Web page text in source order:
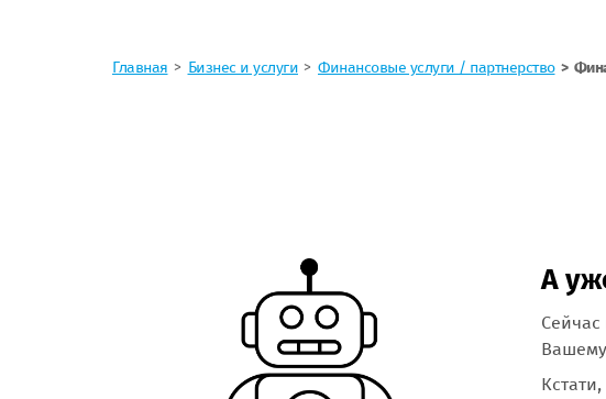
Главная Бизнес и услуги Финансовые услуги / партнерство
А
Сейчас